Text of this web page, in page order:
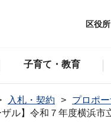
区役所
子育て・教育
入札・契約 プロポ
ル】令和７年度横浜